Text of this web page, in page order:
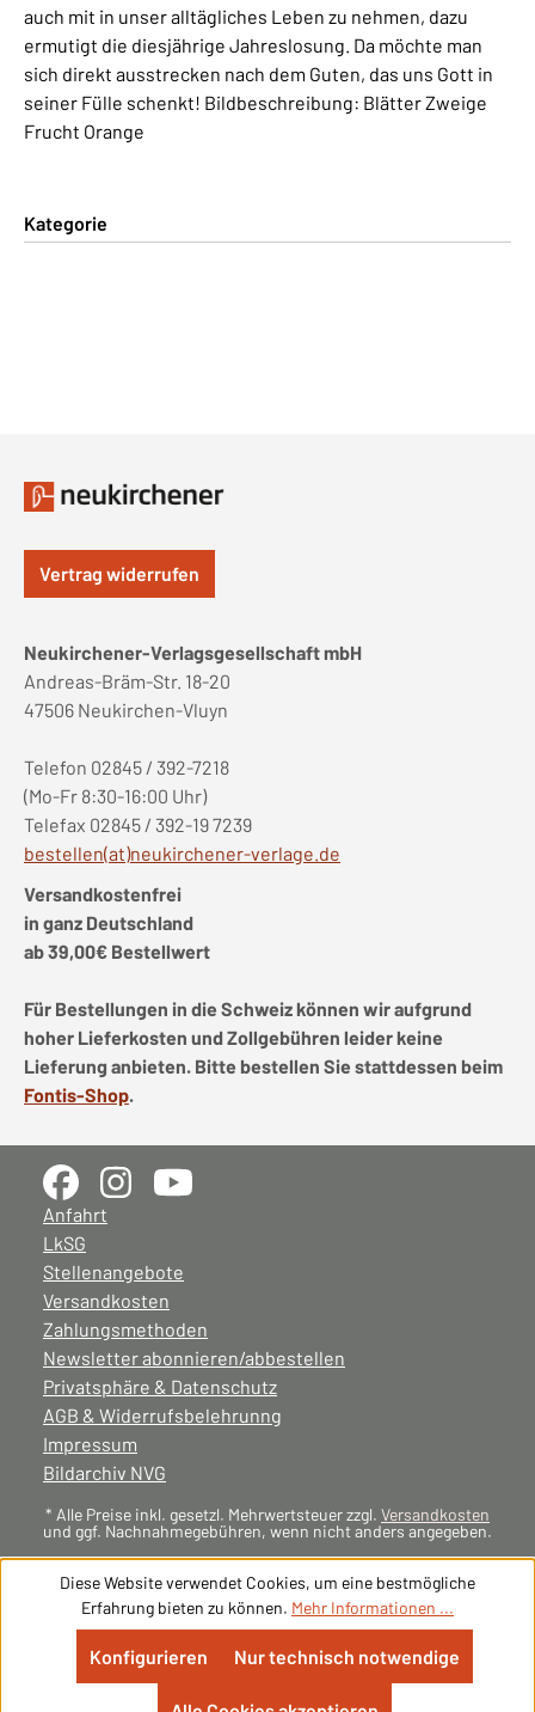
auch mit in unser alltägliches Leben zu nehmen, dazu
ermutigt die diesjährige Jahreslosung. Da möchte man
sich direkt ausstrecken nach dem Guten, das uns Gott in
seiner Fülle schenkt! Bildbeschreibung: Blätter Zweige
Frucht Orange
Kategorie
Vertrag widerrufen
Neukirchener-Verlagsgesellschaft mbH
Andreas-Bräm-Str. 18-20
47506 Neukirchen-Vluyn
Telefon 02845 / 392-7218
(Mo-Fr 8:30-16:00 Uhr)
Telefax 02845 / 392-19 7239
bestellen(at)neukirchener-verlage.de
Versandkostenfrei
in ganz Deutschland
ab 39,00€ Bestellwert
Für Bestellungen in die Schweiz können wir aufgrund
hoher Lieferkosten und Zollgebühren leider keine
Lieferung anbieten. Bitte bestellen Sie stattdessen beim
Fontis-Shop.
Anfahrt
LkSG
Stellenangebote
Versandkosten
Zahlungsmethoden
Newsletter abonnieren/abbestellen
Privatsphäre & Datenschutz
AGB & Widerrufsbelehrunng
Impressum
Bildarchiv NVG
* Alle Preise inkl. gesetzl. Mehrwertsteuer zzgl. Versandkosten
und ggf. Nachnahmegebühren, wenn nicht anders angegeben.
Diese Website verwendet Cookies, um eine bestmögliche
Erfahrung bieten zu können. Mehr Informationen ...
Nur technisch notwendige
Konfigurieren